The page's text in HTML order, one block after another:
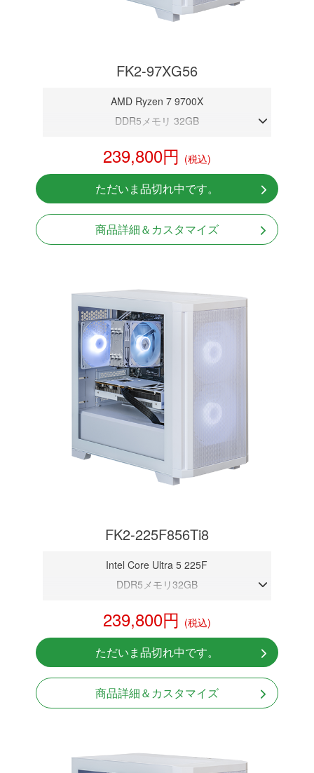
FK2-97XG56
AMD Ryzen 7 9700X
DDR5メモリ 32GB
NVMeSSD 1TB
Windows11 Home 64bit
239,800円 (税込)
ただいま品切れ中です。
商品詳細＆カスタマイズ
FK2-225F856Ti8
Intel Core Ultra 5 225F
DDR5メモリ32GB
NVMeSSD 1TB
Windows11 Home 64bit
無線LAN Bluetooth対応
239,800円 (税込)
ただいま品切れ中です。
商品詳細＆カスタマイズ